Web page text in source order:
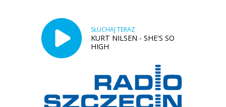
SŁUCHAJ TERAZ
KURT NILSEN - SHE'S SO
HIGH